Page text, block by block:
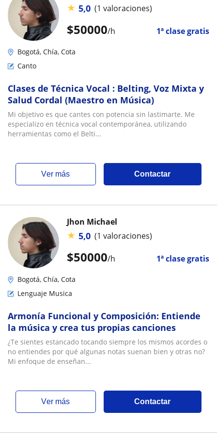
$50000/h 1ª clase gratis
★ 5,0 (1 valoraciones)
Bogotá, Chía, Cota
Canto
Clases de Técnica Vocal : Belting, Voz Mixta y
Salud Cordal (Maestro en Música)
Mi objetivo es que cantes con potencia sin lastimarte. Me
especializo en técnica vocal contemporánea, utilizando
herramientas como el Belti...
ver más Contactar
$50000/h 1ª clase gratis
Jhon Michael
★ 5,0 (1 valoraciones)
Bogotá, Chía, Cota
Lenguaje Musica
Armonía Funcional y Composición: Entiende
la música y crea tus propias canciones
¿Te sientes estancado tocando siempre los mismos acordes o
no entiendes por qué algunas notas suenan bien y otras no?
Mi enfoque de enseñan...
ver más Contactar